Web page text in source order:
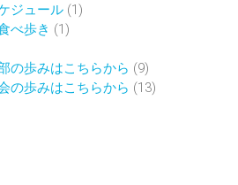
ジュール (1)
べ歩き (1)
の歩みはこちらから (9)
の歩みはこちらから (13)